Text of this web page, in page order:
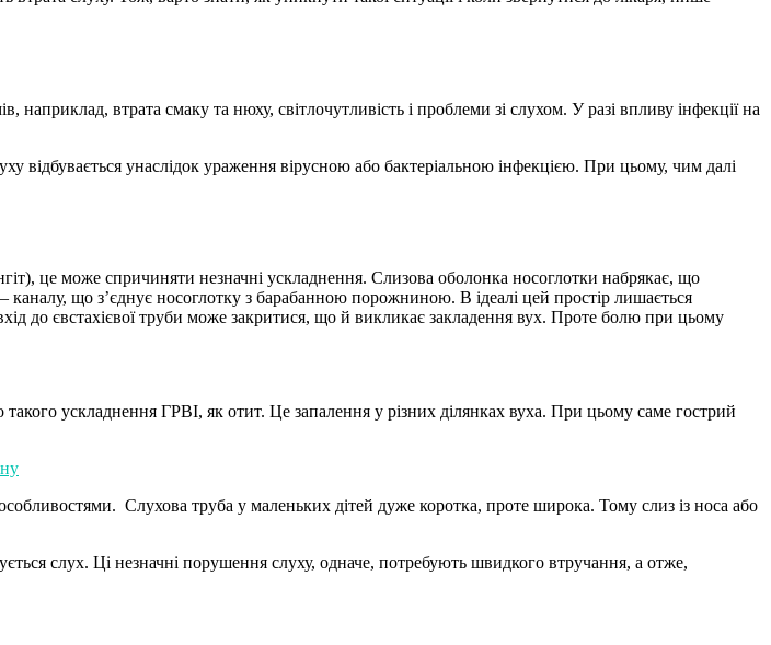
втрата смаку та нюху, світлочутливість і проблеми зі слухом. У разі впливу інфекції на
відбувається унаслідок ураження вірусною або бактеріальною інфекцією. При цьому, чим далі
це може спричиняти незначні ускладнення. Слизова оболонка носоглотки набрякає, що
каналу, що з’єднує носоглотку з барабанною порожниною. В ідеалі цей простір лишається
до євстахієвої труби може закритися, що й викликає закладення вух. Проте болю при цьому
ускладнення ГРВІ, як отит. Це запалення у різних ділянках вуха. При цьому саме гострий
Слухова труба у маленьких дітей дуже коротка, проте широка. Тому слиз із носа або
слух. Ці незначні порушення слуху, одначе, потребують швидкого втручання, а отже,